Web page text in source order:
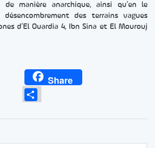
de manière anarchique, ainsi qu’en le
des terrains vagues
d’El Ouardia 4, Ibn Sina et El Mourouj
Share